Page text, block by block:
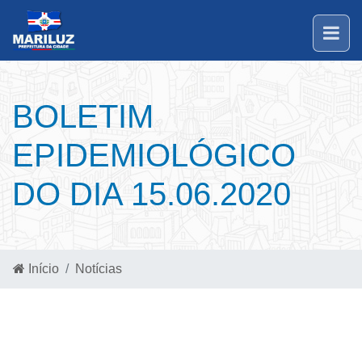
BOLETIM
EPIDEMIOLÓGICO
DO DIA 15.06.2020
Início Notícias